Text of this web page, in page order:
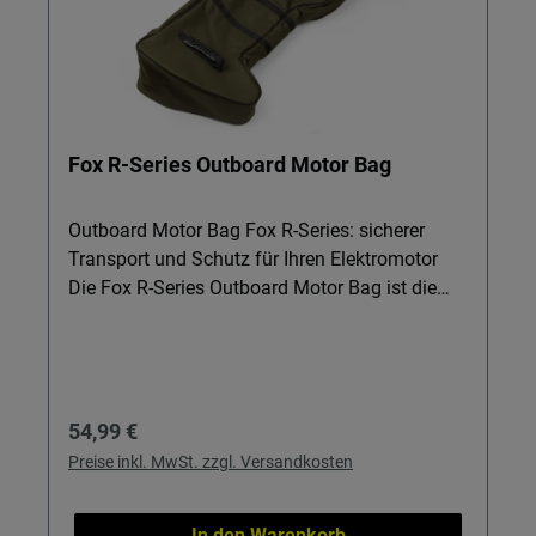
Fox R-Series Outboard Motor Bag
Outboard Motor Bag Fox R-Series: sicherer
Transport und Schutz für Ihren Elektromotor
Die Fox R-Series Outboard Motor Bag ist die
mitfährt oder außerhalb der Saison sauber und
trocken gelagert werden soll. Details & Nutzen
vorbehandelte 400D-Polyester schützt Ihren
Regulärer Preis:
54,99 €
Preise inkl. MwSt. zzgl. Versandkosten